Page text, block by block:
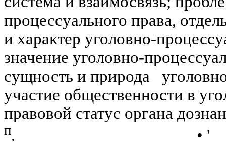
процессуального права,
и характер уголовно-
значение уголовно-
сущность и природа
участие общественности в
правовой статус органа
п. • '